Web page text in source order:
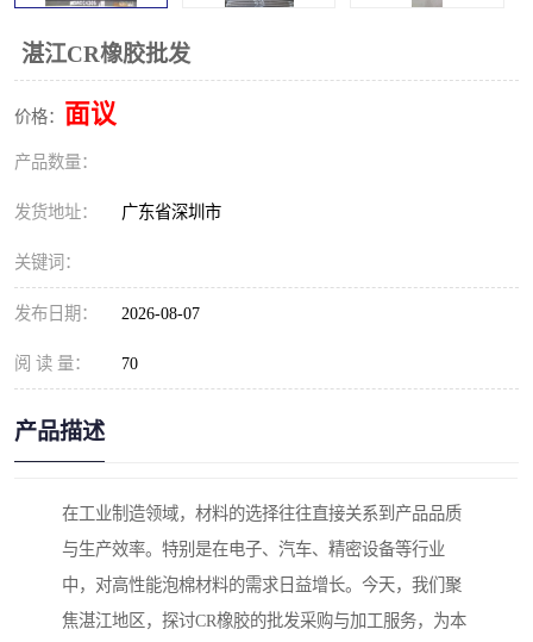
湛江CR橡胶批发
价格： 面议
产品数量：
发货地址： 广东省深圳市
关键词：
发布日期： 2026-08-07
阅 读 量： 70
产品描述
在工业制造领域，材料的选择往往直接关系到产品品质
与生产效率。特别是在电子、汽车、精密设备等行业
中，对高性能泡棉材料的需求日益增长。今天，我们聚
焦湛江地区，探讨CR橡胶的批发采购与加工服务，为本